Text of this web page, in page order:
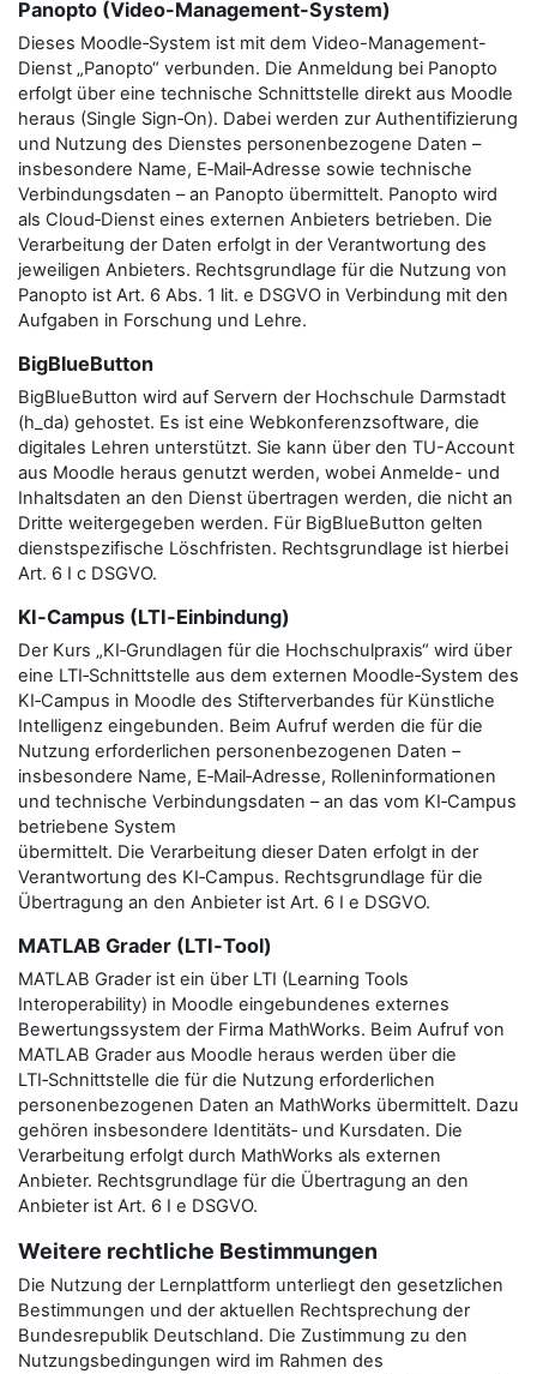
Panopto (Video-Management-System)
Dieses Moodle‑System ist mit dem Video-Management-
Dienst „Panopto“ verbunden. Die Anmeldung bei Panopto
erfolgt über eine technische Schnittstelle direkt aus Moodle
heraus (Single Sign‑On). Dabei werden zur Authentifizierung
und Nutzung des Dienstes personenbezogene Daten –
insbesondere Name, E‑Mail‑Adresse sowie technische
Verbindungsdaten – an Panopto übermittelt. Panopto wird
als Cloud‑Dienst eines externen Anbieters betrieben. Die
Verarbeitung der Daten erfolgt in der Verantwortung des
jeweiligen Anbieters. Rechtsgrundlage für die Nutzung von
Panopto ist Art. 6 Abs. 1 lit. e DSGVO in Verbindung mit den
Aufgaben in Forschung und Lehre.
BigBlueButton
BigBlueButton wird auf Servern der Hochschule Darmstadt
(h_da) gehostet. Es ist eine Webkonferenzsoftware, die
digitales Lehren unterstützt. Sie kann über den TU-Account
aus Moodle heraus genutzt werden, wobei Anmelde- und
Inhaltsdaten an den Dienst übertragen werden, die nicht an
Dritte weitergegeben werden. Für BigBlueButton gelten
dienstspezifische Löschfristen. Rechtsgrundlage ist hierbei
Art. 6 I c DSGVO.
KI‑Campus (LTI‑Einbindung)
Der Kurs „KI‑Grundlagen für die Hochschulpraxis“ wird über
eine LTI‑Schnittstelle aus dem externen Moodle‑System des
KI‑Campus in Moodle des Stifterverbandes für Künstliche
Intelligenz eingebunden. Beim Aufruf werden die für die
Nutzung erforderlichen personenbezogenen Daten –
insbesondere Name, E‑Mail‑Adresse, Rolleninformationen
und technische Verbindungsdaten – an das vom KI‑Campus
betriebene System
übermittelt. Die Verarbeitung dieser Daten erfolgt in der
Verantwortung des KI‑Campus. Rechtsgrundlage für die
Übertragung an den Anbieter ist Art. 6 I e DSGVO.
MATLAB Grader (LTI‑Tool)
MATLAB Grader ist ein über LTI (Learning Tools
Interoperability) in Moodle eingebundenes externes
Bewertungssystem der Firma MathWorks. Beim Aufruf von
MATLAB Grader aus Moodle heraus werden über die
LTI‑Schnittstelle die für die Nutzung erforderlichen
personenbezogenen Daten an MathWorks übermittelt. Dazu
gehören insbesondere Identitäts‑ und Kursdaten. Die
Verarbeitung erfolgt durch MathWorks als externen
Anbieter. Rechtsgrundlage für die Übertragung an den
Anbieter ist Art. 6 I e DSGVO.
Weitere rechtliche Bestimmungen
Die Nutzung der Lernplattform unterliegt den gesetzlichen
Bestimmungen und der aktuellen Rechtsprechung der
Bundesrepublik Deutschland. Die Zustimmung zu den
Nutzungsbedingungen wird im Rahmen des